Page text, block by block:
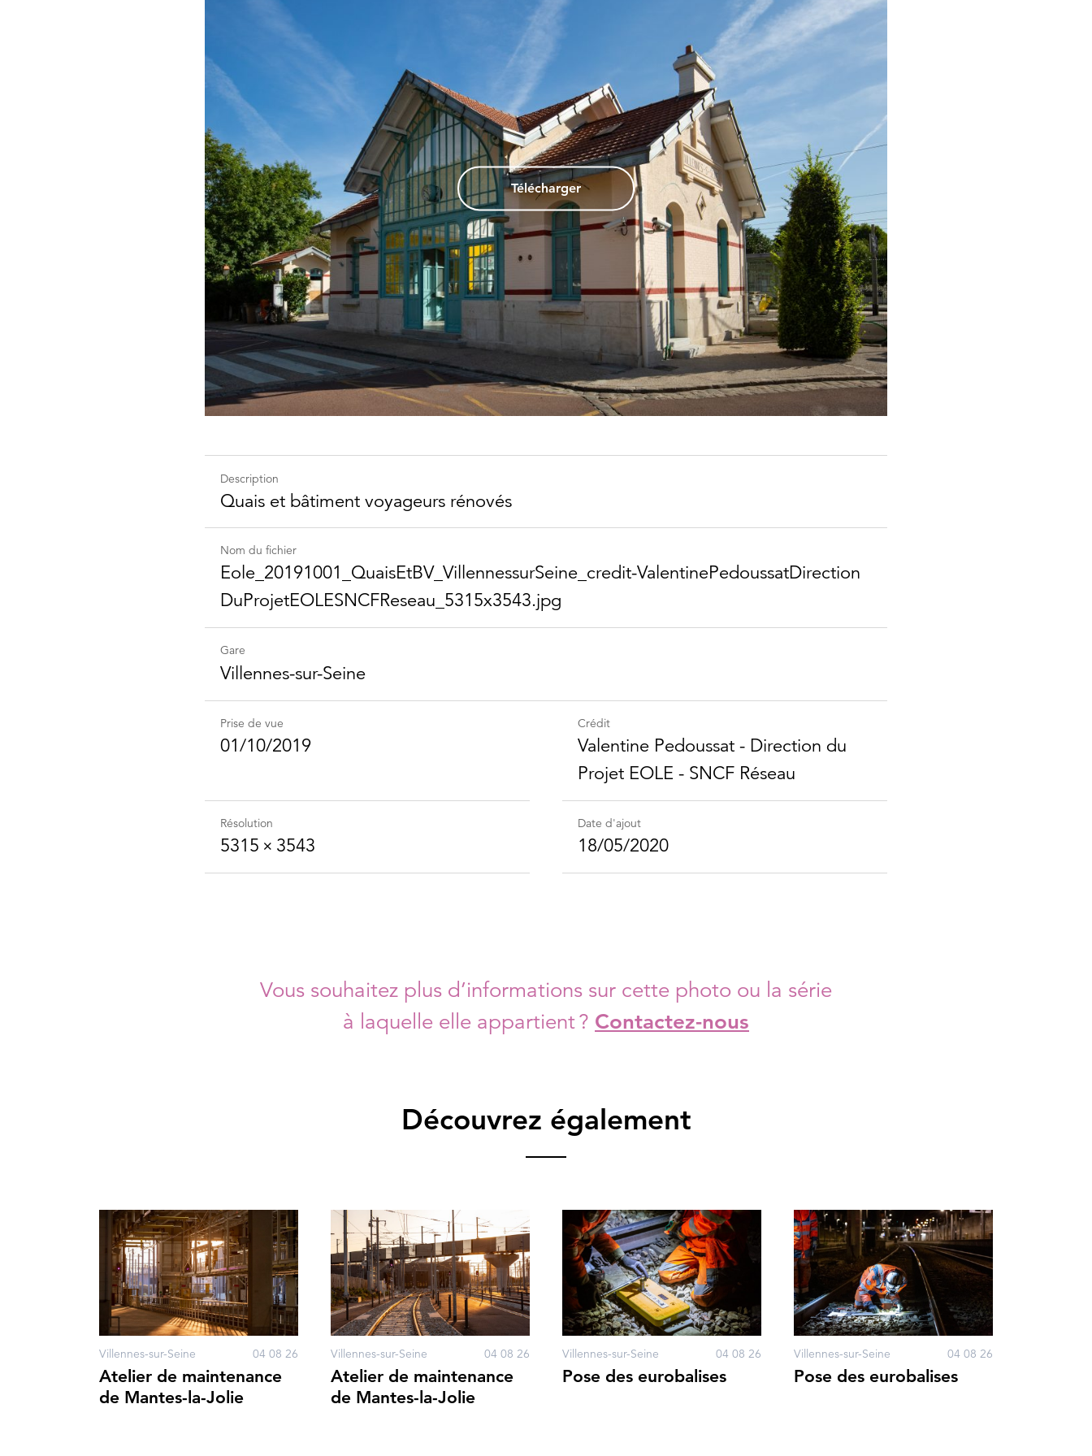
Télécharger
Description
Quais et bâtiment voyageurs rénovés
Nom du fichier
Eole_​20191001_​Quais​EtBV_​Villennessur​Seine_​credit-​Valentine​Pedoussat​Direction​
DuProjet​EOLESNCFReseau_​5315x3543.jpg
Gare
Villennes-sur-Seine
Prise de vue
01/10/2019
Crédit
Valentine Pedoussat - Direction du
Projet EOLE - SNCF Réseau
Résolution
5315 × 3543
Date d'ajout
18/05/2020
Vous souhaitez plus d’informations sur cette photo ou la série
à laquelle elle appartient ? Contactez-nous
Découvrez également
Villennes-sur-Seine 04 08 26
Atelier de maintenance
de Mantes-la-Jolie
Villennes-sur-Seine 04 08 26
Atelier de maintenance
de Mantes-la-Jolie
Villennes-sur-Seine 04 08 26
Pose des eurobalises
Villennes-sur-Seine 04 08 26
Pose des eurobalises